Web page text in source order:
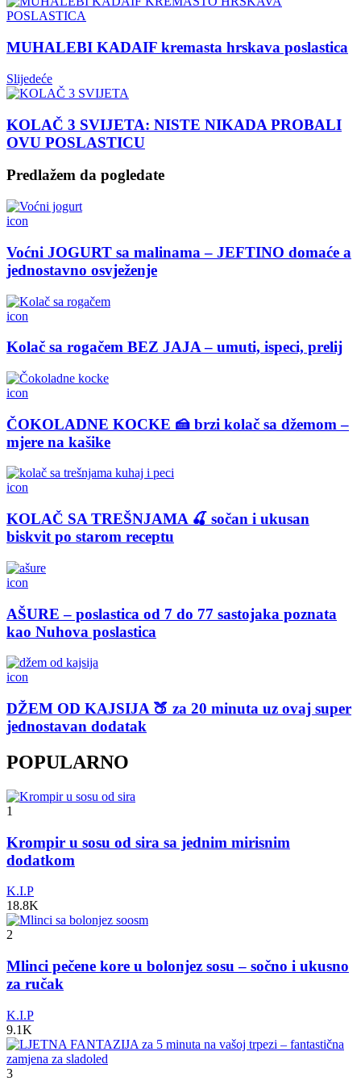
MUHALEBI KADAIF kremasta hrskava poslastica
Slijedeće
KOLAČ 3 SVIJETA: NISTE NIKADA PROBALI
OVU POSLASTICU
Predlažem da pogledate
icon
Voćni JOGURT sa malinama – JEFTINO domaće a
jednostavno osvježenje
icon
Kolač sa rogačem BEZ JAJA – umuti, ispeci, prelij
icon
ČOKOLADNE KOCKE 🍰 brzi kolač sa džemom –
mjere na kašike
icon
KOLAČ SA TREŠNJAMA 🍒 sočan i ukusan
biskvit po starom receptu
icon
AŠURE – poslastica od 7 do 77 sastojaka poznata
kao Nuhova poslastica
icon
DŽEM OD KAJSIJA 🍑 za 20 minuta uz ovaj super
jednostavan dodatak
POPULARNO
1
Krompir u sosu od sira sa jednim mirisnim
dodatkom
K.I.P
18.8K
2
Mlinci pečene kore u bolonjez sosu – sočno i ukusno
za ručak
K.I.P
9.1K
3